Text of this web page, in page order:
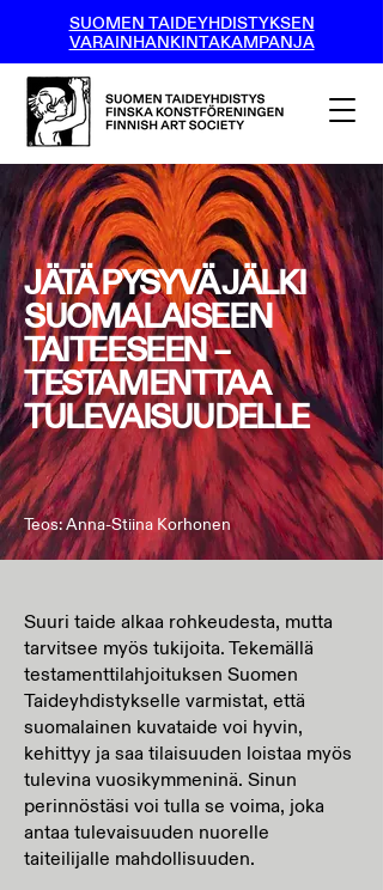
SUOMEN TAIDEYHDISTYKSEN
VARAINHANKINTAKAMPANJA
JÄTÄ PYSYVÄ JÄLKI
SUOMALAISEEN
TAITEESEEN –
TESTAMENTTAA
TULEVAISUUDELLE
Teos: Anna-Stiina Korhonen
Suuri taide alkaa rohkeudesta, mutta
tarvitsee myös tukijoita. Tekemällä
testamenttilahjoituksen Suomen
Taideyhdistykselle varmistat, että
suomalainen kuvataide voi hyvin,
kehittyy ja saa tilaisuuden loistaa myös
tulevina vuosikymmeninä. Sinun
perinnöstäsi voi tulla se voima, joka
antaa tulevaisuuden nuorelle
taiteilijalle mahdollisuuden.